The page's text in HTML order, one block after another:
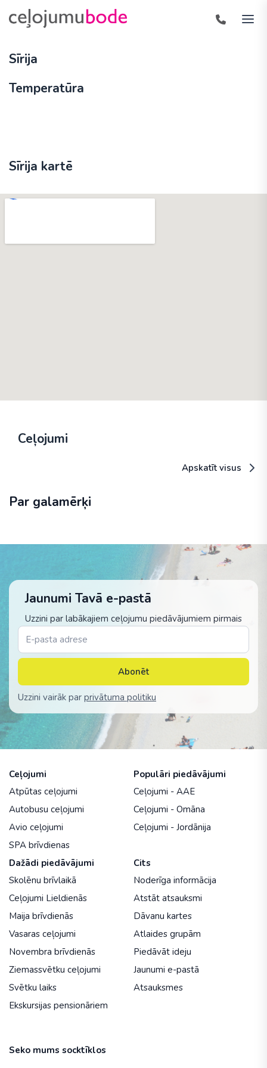
Sīrija
Temperatūra
Sīrija kartē
Ceļojumi
Apskatīt visus
Par galamērķi
Jaunumi Tavā e-pastā
Uzzini par labākajiem ceļojumu piedāvājumiem pirmais
Abonēt
Uzzini vairāk par privātuma politiku
Ceļojumi
Atpūtas ceļojumi
Autobusu ceļojumi
Avio ceļojumi
SPA brīvdienas
Populāri piedāvājumi
Ceļojumi - AAE
Ceļojumi - Omāna
Ceļojumi - Jordānija
Dažādi piedāvājumi
Skolēnu brīvlaikā
Ceļojumi Lieldienās
Maija brīvdienās
Vasaras ceļojumi
Novembra brīvdienās
Ziemassvētku ceļojumi
Svētku laiks
Ekskursijas pensionāriem
Cits
Noderīga informācija
Atstāt atsauksmi
Dāvanu kartes
Atlaides grupām
Piedāvāt ideju
Jaunumi e-pastā
Atsauksmes
Seko mums socktīklos